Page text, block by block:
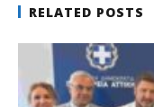
RELATED POSTS